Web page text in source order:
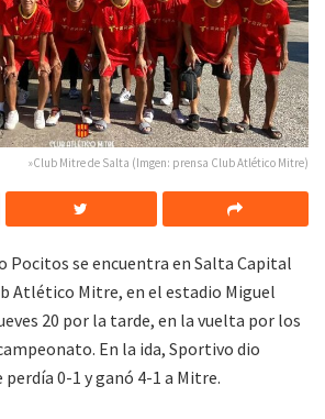
»Club Mitre de Salta (Imgen: prensa Club Atlético Mitre)
Pocitos se encuentra en Salta Capital
Atlético Mitre, en el estadio Miguel
20 por la tarde, en la vuelta por los
En la ida, Sportivo dio
0-1 y ganó 4-1 a Mitre.